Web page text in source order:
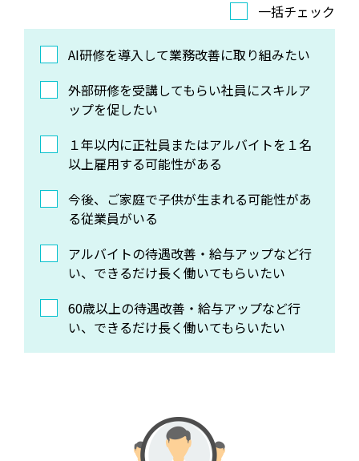
一括チェック
AI研修を導入して業務改善に取り組みたい
外部研修を受講してもらい社員にスキルア
ップを促したい
１年以内に正社員またはアルバイトを１名
以上雇用する可能性がある
今後、ご家庭で子供が生まれる可能性があ
る従業員がいる
アルバイトの待遇改善・給与アップなど行
い、できるだけ長く働いてもらいたい
60歳以上の待遇改善・給与アップなど行
い、できるだけ長く働いてもらいたい